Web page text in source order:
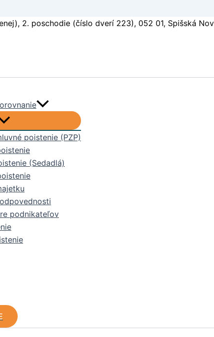
2. poschodie (číslo dverí 223), 052 01, Spišská
poistenie (PZP)
(Sedadlá)
podnikateľov